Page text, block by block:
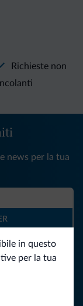
in questo
per la tua
Richieste non
news per la tua